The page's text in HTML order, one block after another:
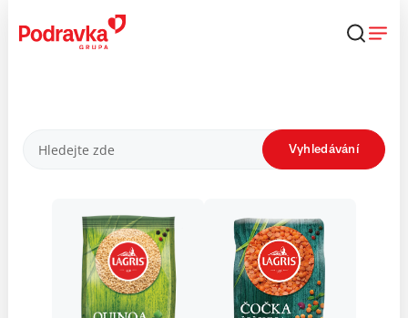
obsahu
Produkty Vyhledávání